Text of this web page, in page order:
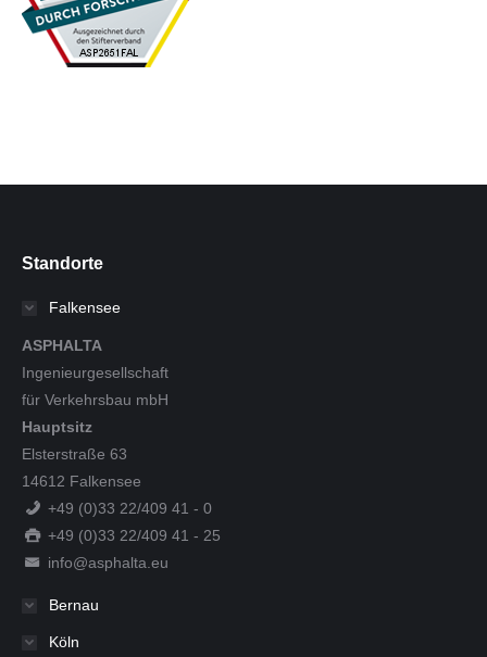
Standorte
Falkensee
ASPHALTA
Ingenieurgesellschaft
für Verkehrsbau mbH
Hauptsitz
Elsterstraße 63
14612 Falkensee
+49 (0)33 22/409 41 - 0
+49 (0)33 22/409 41 - 25
info@asphalta.eu
Bernau
Köln